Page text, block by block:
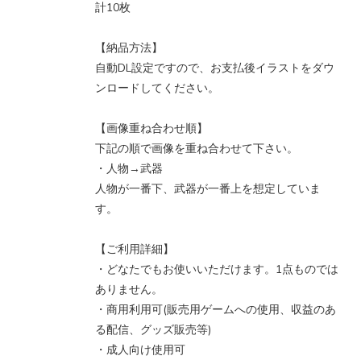
計10枚
【納品方法】
自動DL設定ですので、お支払後イラストをダウ
ンロードしてください。
【画像重ね合わせ順】
下記の順で画像を重ね合わせて下さい。
・人物→武器
人物が一番下、武器が一番上を想定していま
す。
【ご利用詳細】
・どなたでもお使いいただけます。1点ものでは
ありません。
・商用利用可(販売用ゲームへの使用、収益のあ
る配信、グッズ販売等)
・成人向け使用可